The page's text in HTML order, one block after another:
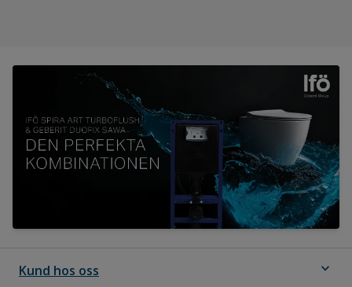
Kund hos oss expand_more